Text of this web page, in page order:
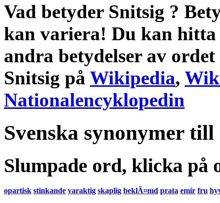
Vad betyder Snitsig ?
kan variera! Du kan
andra betydelserav ordet
Snitsig på Wikipedia,
Nationalencyklopedin
Svenska synonymer
Slumpade ord, klicka på
opartisk stinkande varaktig skaplig beklÃ¤md prata emir fru